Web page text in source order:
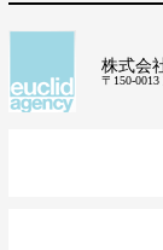
株式会
〒150-